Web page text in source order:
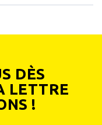
DÈS
LETTRE
!